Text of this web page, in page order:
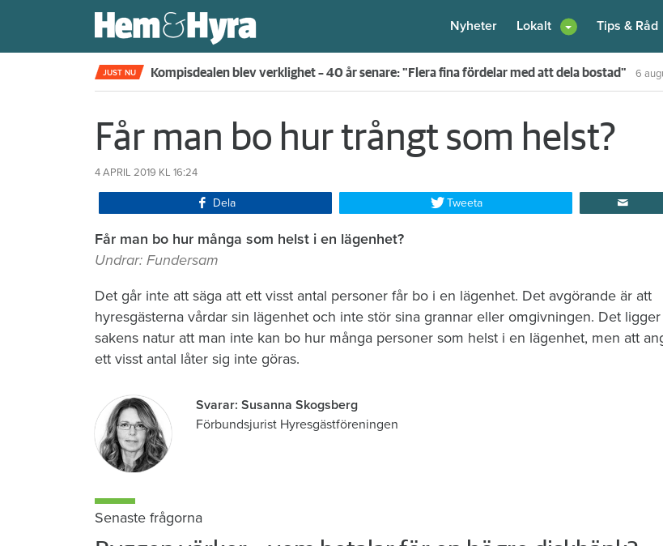
Nyheter Lokalt Tips & Råd
JUST NU Kompisdealen blev verklighet – 40 år senare: "Flera fina fördelar med att dela bostad" 6
Får man bo hur trångt som helst?
4 APRIL 2019 KL 16:24
Dela Tweeta
Får man bo hur många som helst i en lägenhet?
Undrar: Fundersam
Det går inte att säga att ett visst ­antal ­personer får bo i en lägenhet. Det ­avgörande är att
hyresgästerna vårdar sin ­lägenhet och inte stör sina grannar eller ­omgivningen. Det ligger
sakens natur att man inte kan bo hur många personer som helst i en lägenhet, men att
ett visst antal låter sig inte göras.
Svarar: Susanna Skogsberg
Förbundsjurist Hyresgästföreningen
Senaste frågorna